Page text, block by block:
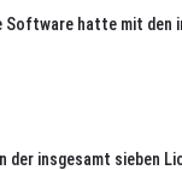
Software hatte mit den
der insgesamt sieben